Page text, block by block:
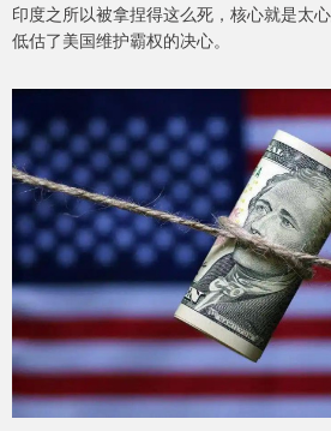
印度之所以被拿捏得这么死，核心就是太
低估了美国维护霸权的决心。